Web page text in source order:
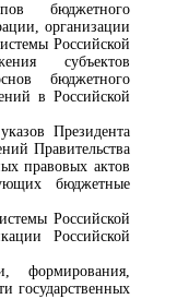
бюджетного
организации
Российской
субъектов
бюджетного
в Российской
Президента
Правительства
правовых актов
бюджетные
Российской
Российской
формирования,
государственных